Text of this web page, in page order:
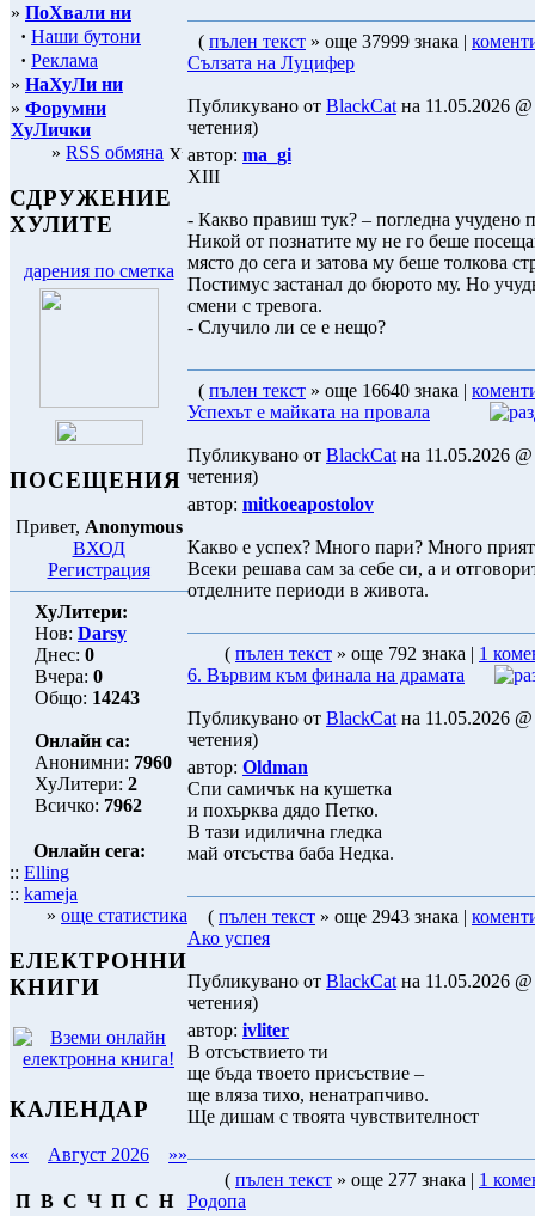
» ПоХвали ни
· Наши бутони
· Реклама
» НаХуЛи ни
» Форумни
ХуЛички
» RSS обмяна
СДРУЖЕНИЕ
ХУЛИТЕ
дарения по сметка
ПОСЕЩЕНИЯ
Привет, Anonymous
ВХОД
Регистрация
ХуЛитери:
Нов: Darsy
Днес: 0
Вчера: 0
Общо: 14243
Онлайн са:
Анонимни: 7960
ХуЛитери: 2
Всичко: 7962
Онлайн сега:
:: Elling
:: kameja
» още статистика
ЕЛЕКТРОННИ
КНИГИ
КАЛЕНДАР
«« Август 2026 »»
П В С Ч П С Н
( пълен текст » още 37999 знака |
Сълзата на Луцифер
Публикувано от BlackCat на 11.05.2026
четения)
автор: ma_gi
ХІІІ
- Какво правиш тук? – погледна учудено
Никой от познатите му не го беше
място до сега и затова му беше толкова
Постимус застанал до бюрото му. Но
смени с тревога.
- Случило ли се е нещо?
( пълен текст » още 16640 знака |
Успехът е майката на провала
Публикувано от BlackCat на 11.05.2026
четения)
автор: mitkoeapostolov
Какво е успех? Много пари? Много
Всеки решава сам за себе си, а и
отделните периоди в живота.
( пълен текст » още 792 знака | 1
6. Вървим към финала на драмата
Публикувано от BlackCat на 11.05.2026
четения)
автор: Oldman
Спи самичък на кушетка
и похърква дядо Петко.
В тази идилична гледка
май отсъства баба Недка.
( пълен текст » още 2943 знака |
Ако успея
Публикувано от BlackCat на 11.05.2026
четения)
автор: ivliter
В отсъствието ти
ще бъда твоето присъствие –
ще вляза тихо, ненатрапчиво.
Ще дишам с твоята чувствителност
( пълен текст » още 277 знака | 1
Родопа